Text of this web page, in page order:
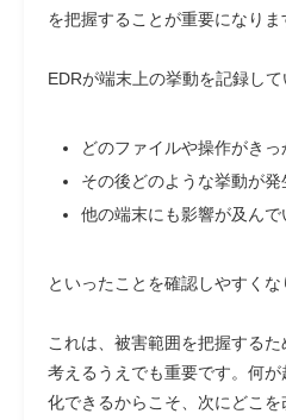
を把握することが重要になりま
EDRが端末上の挙動を記録して
どのファイルや操作がき
その後どのような挙動が
他の端末にも影響が及んで
といったことを確認しやすくな
これは、被害範囲を把握する
考えるうえでも重要です。何
化できるからこそ、次にどこを